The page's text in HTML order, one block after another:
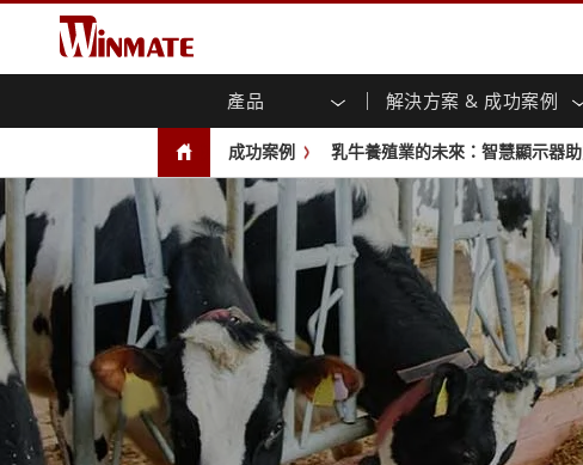
產品 解決方案 & 成功案例
企業移動通訊電腦
強固觸控筆記型電腦
強固型平板控制器
手持行動電腦
Windows強固型平板電腦
Android系統強固型平板電腦
超強固型平板電腦
無線電 PoC
邊緣運算人工智慧移動電腦
工業顯示
多點觸控 (
容)
開放式架構
機箱式
面板安裝
前面板IP65
PoE觸控
USB Type-C
車載電腦
Windows車載電腦
嵌入式解
嵌入式電腦
強固型機器人控制器 人工智慧
農業機械解決方案
交通運輸
公共安全解決方案
工業物聯
基礎建設解決方案
智慧型機
自助服務亭解決方案
政府解决
智慧充電站解决方案
成功案例
關於融程 投資人專
保證聲明 下載專區
行銷入口網站
文件共享
最新產品 新聞與活
展會活動
Youtube
核心技術
部落格
成功案例 乳牛養殖業的未來：智慧顯示器